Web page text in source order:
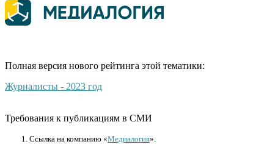
Полная версия нового рейтинга этой тематики:
Журналисты - 2023 год
Требования к публикациям в СМИ
Cсылка на компанию «Медиалогия».